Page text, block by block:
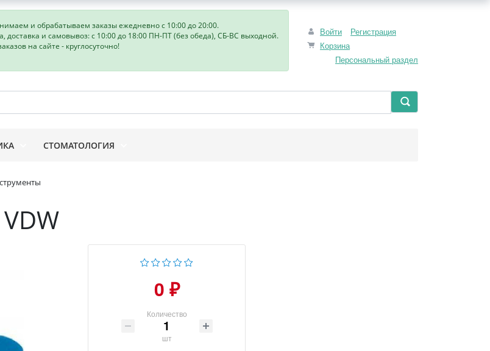
Войти
Регистрация
Корзина
Персональный раздел
и обрабатываем заказы ежедневно с 10:00 до 20:00.
доставка и самовывоз: с 10:00 до 18:00 ПН-ПТ (без обеда), СБ-ВС выходной.
на сайте - круглосуточно!
СТОМАТОЛОГИЯ
0 ₽
Количество
шт